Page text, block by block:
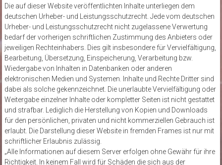
Die auf dieser Website veröffentlichten Inhalte unterliegen dem
deutschen Urheber- und Leistungsschutzrecht. Jede vom deutschen
Urheber- und Leistungsschutzrecht nicht zugelassene Verwertung
bedarf der vorherigen schriftlichen Zustimmung des Anbieters oder
jeweiligen Rechteinhabers. Dies gilt insbesondere für Vervielfältigung,
Bearbeitung, Übersetzung, Einspeicherung, Verarbeitung bzw.
Wiedergabe von Inhalten in Datenbanken oder anderen
elektronischen Medien und Systemen. Inhalte und Rechte Dritter sind
dabei als solche gekennzeichnet. Die unerlaubte Vervielfältigung oder
Weitergabe einzelner Inhalte oder kompletter Seiten ist nicht gestattet
und strafbar. Lediglich die Herstellung von Kopien und Downloads
für den persönlichen, privaten und nicht kommerziellen Gebrauch ist
erlaubt. Die Darstellung dieser Website in fremden Frames ist nur mit
schriftlicher Erlaubnis zulässig.
„Alle Informationen auf diesem Server erfolgen ohne Gewähr für ihre
Richtigkeit. In keinem Fall wird für Schäden die sich aus der